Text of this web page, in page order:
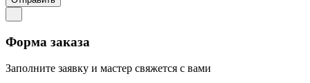
Форма заказа
Заполните заявку и мастер свяжется с вами